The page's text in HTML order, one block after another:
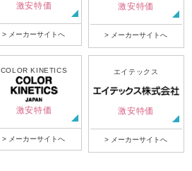
激安特価
> メーカーサイトへ
激安特価
> メーカーサイトへ
COLOR KINETICS
激安特価
> メーカーサイトへ
エイテックス
激安特価
> メーカーサイトへ